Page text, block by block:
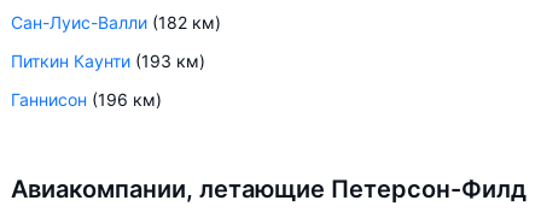
Сан-Луис-Валли (182 км)
Питкин Каунти (193 км)
Ганнисон (196 км)
Авиакомпании, летающие Петерсон-Филд